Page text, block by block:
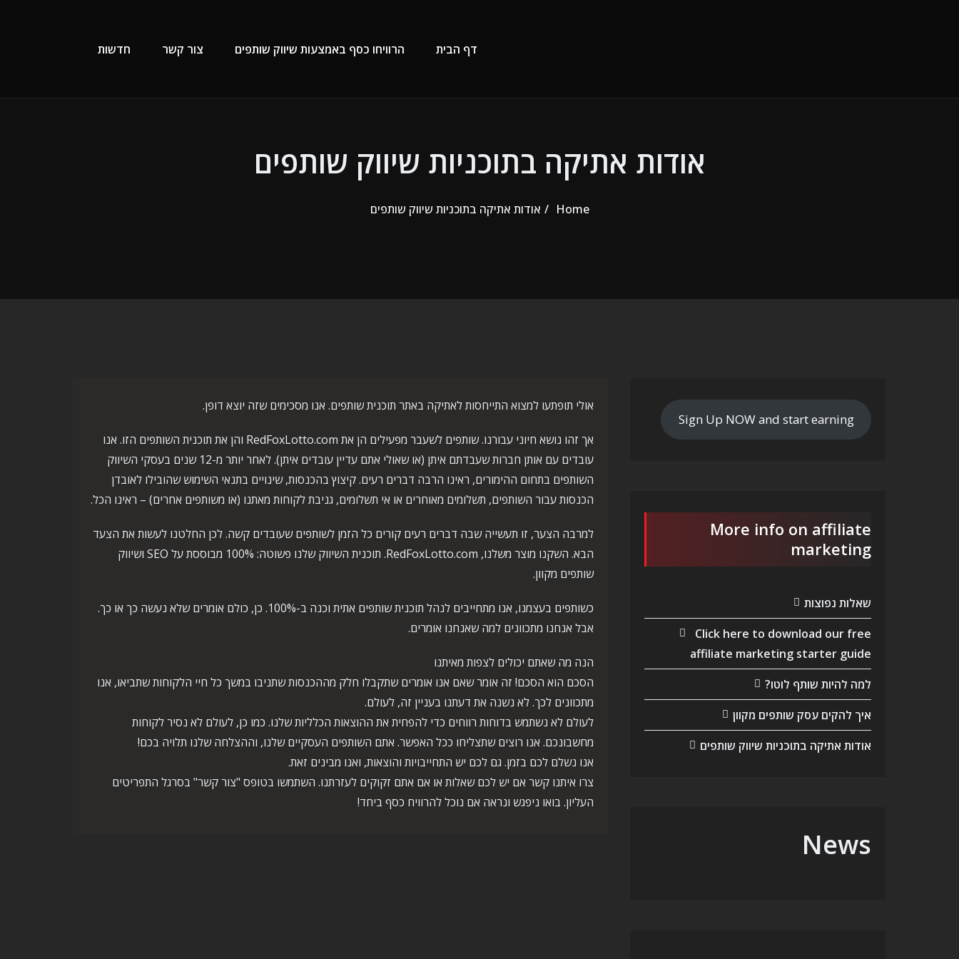
דף הבית
הרוויחו כסף באמצעות שיווק שותפים צור קשר חדשות
אודות אתיקה בתוכניות שיווק שותפים
Home אודות אתיקה בתוכניות שיווק שותפים
אולי תופתעו למצוא התייחסות לאתיקה באתר תוכנית שותפים. אנו מסכימים שזה יוצא דופן.
אך זהו נושא חיוני עבורנו. שותפים לשעבר מפעילים הן את RedFoxLotto.com והן את תוכנית השותפים הזו. אנו
עובדים עם אותן חברות שעבדתם איתן (או שאולי אתם עדיין עובדים איתן). לאחר יותר מ-12 שנים בעסקי השיווק
השותפים בתחום ההימורים, ראינו הרבה דברים רעים. קיצוץ בהכנסות, שינויים בתנאי השימוש שהובילו לאובדן
הכנסות עבור השותפים, תשלומים מאוחרים או אי תשלומים, גניבת לקוחות מאתנו (או משותפים אחרים) – ראינו הכל.
למרבה הצער, זו תעשייה שבה דברים רעים קורים כל הזמן לשותפים שעובדים קשה. לכן החלטנו לעשות את הצעד
הבא. השקנו מוצר משלנו, RedFoxLotto.com. תוכנית השיווק שלנו פשוטה: 100% מבוססת על SEO ושיווק
שותפים מקוון.
כשותפים בעצמנו, אנו מתחייבים לנהל תוכנית שותפים אתית וכנה ב-100%. כן, כולם אומרים שלא נעשה כך או כך.
אבל אנחנו מתכוונים למה שאנחנו אומרים.
הנה מה שאתם יכולים לצפות מאיתנו
הסכם הוא הסכם! זה אומר שאם אנו אומרים שתקבלו חלק מההכנסות שתניבו במשך כל חיי הלקוחות שתביאו, אנו
מתכוונים לכך. לא נשנה את דעתנו בעניין זה, לעולם.
לעולם לא נשתמש בדוחות רווחים כדי להפחית את ההוצאות הכלליות שלנו. כמו כן, לעולם לא נסיר לקוחות
מחשבונכם. אנו רוצים שתצליחו ככל האפשר. אתם השותפים העסקיים שלנו, וההצלחה שלנו תלויה בכם!
אנו נשלם לכם בזמן. גם לכם יש התחייבויות והוצאות, ואנו מבינים זאת.
צרו איתנו קשר אם יש לכם שאלות או אם אתם זקוקים לעזרתנו. השתמשו בטופס "צור קשר" בסרגל התפריטים
העליון. בואו ניפגש ונראה אם נוכל להרוויח כסף ביחד!
Sign Up NOW and start earning
More info on affiliate
marketing
שאלות נפוצות
Click here to download our free
affiliate marketing starter guide
למה להיות שותף לוטו?
איך להקים עסק שותפים מקוון
אודות אתיקה בתוכניות שיווק שותפים
News